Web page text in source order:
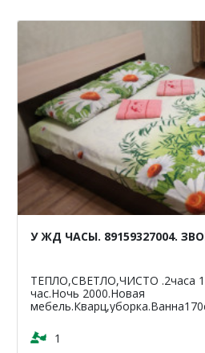
У ЖД ЧАСЫ. 89159327004.
ТЕПЛО,СВЕТЛО,ЧИСТО .2часа
час.Ночь 2000.Новая
кв-
ВТБ,Пятерочка.Чи...
1